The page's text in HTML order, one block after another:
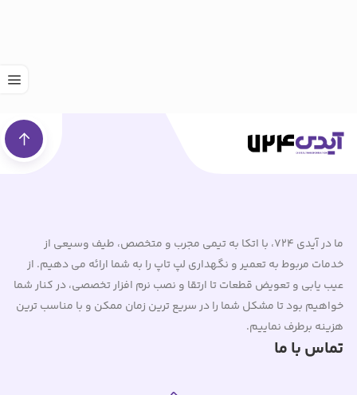
ما در آیدی 724، با اتکا به تیمی مجرب و متخصص، طیف وسیعی از
خدمات مربوط به تعمیر و نگهداری لپ تاپ را به شما ارائه می دهیم. از
عیب یابی و تعویض قطعات تا ارتقا و نصب نرم افزار تخصصی، در کنار شما
خواهیم بود تا مشکل شما را در سریع ترین زمان ممکن و با مناسب ترین
هزینه برطرف نماییم.
تماس با ما